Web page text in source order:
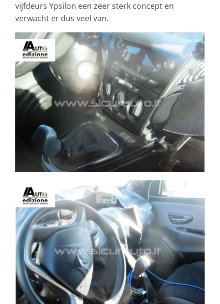
vijfdeurs Ypsilon een zeer sterk concept en
verwacht er dus veel van.